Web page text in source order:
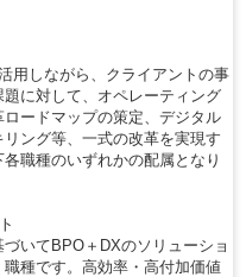
用しながら、クライアントの事
に対して、オペレーティング
ードマップの策定、デジタル
ング等、一式の改革を実現す
職種のいずれかの配属となり
いてBPO＋DXのソリューショ
種です。高効率・高付加価値